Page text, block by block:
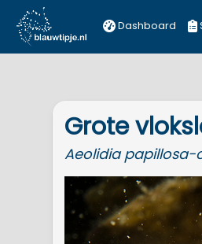
Dashboard
Grote
Aeolidia papillosa-